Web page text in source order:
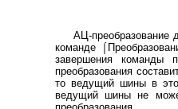
АЦ-преобразование
команде
завершения команды
преобразования
то ведущий шины в
ведущий шины не
преобразования.